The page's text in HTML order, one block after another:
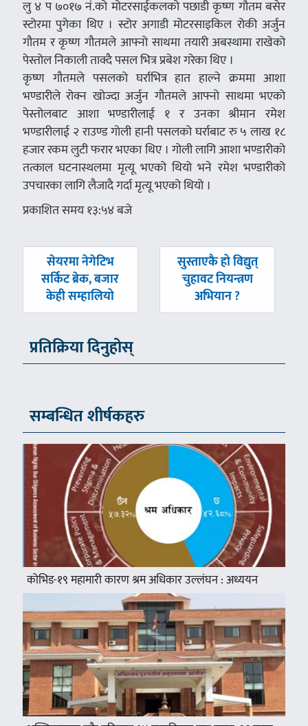
लु ४ प ७०१७ नं.को मोटरसाईकलको पछाडी कृष्ण गौतम बसेर
स्टोरमा पुगेका थिए । स्टोर अगाडी मोटरसाइकिल रोकी अर्जुन
गौतम र कृष्ण गौतमले आफ्नो साथमा तयारी अबस्थामा राखेको
पेस्तोल निकाली ताक्दै पसल भित्र प्रबेश गरेका थिए ।
कृष्ण गौतमले पसलको घर्राभित्र हात हाल्ने क्रममा आशा
भण्डारीले रोक्न खोज्दा अर्जुन गौतमले आफ्नो साथमा भएको
पेस्तोलबाट आशा भण्डारीलाई १ र उनका श्रीमान रमेश
भण्डारीलाई २ राउण्ड गोली हानी पसलको घर्राबाट रु ५ लाख १८
हजार रकम लुटी फरार भएका थिए । गोली लागि आशा भण्डारीको
तत्काल घटनास्थलमा मृत्यू भएको थियो भने रमेश भण्डारीको
उपचारका लागि लैजादै गर्दा मृत्यू भएको थियो ।
प्रकाशित समय १३:५४ बजे
पछिल्लाे
-
सेयरमा नेगेटिभ
सर्किट ब्रेक, बजार
केही सम्हालियो
अघिल्लाे
सुस्ताएकै हो विद्युत्
चुहावट नियन्त्रण
अभियान ?
प्रतिक्रिया दिनुहोस्
सम्बन्धित शीर्षकहरु
कोभिड-१९ महामारी कारण श्रम अधिकार उल्लंघन : अध्ययन